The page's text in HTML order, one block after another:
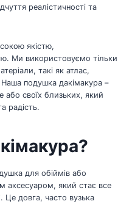
реалістичності та
якістю,
Ми використовуємо тільки
такі як атлас,
подушка дакімакура –
або своїх близьких, який
радість.
для обіймів або
аксесуаром, який стає все
Це довга, часто вузька